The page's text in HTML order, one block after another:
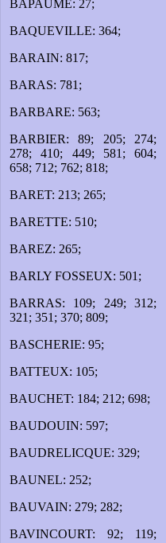
BAPAUME: 27;
BAQUEVILLE: 364;
BARAIN: 817;
BARAS: 781;
BARBARE: 563;
BARBIER: 89; 205; 274;
278; 410; 449; 581; 604;
658; 712; 762; 818;
BARET: 213; 265;
BARETTE: 510;
BAREZ: 265;
BARLY FOSSEUX: 501;
BARRAS: 109; 249; 312;
321; 351; 370; 809;
BASCHERIE: 95;
BATTEUX: 105;
BAUCHET: 184; 212; 698;
BAUDOUIN: 597;
BAUDRELICQUE: 329;
BAUNEL: 252;
BAUVAIN: 279; 282;
BAVINCOURT: 92; 119;